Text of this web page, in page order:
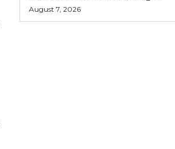
August 7, 2026